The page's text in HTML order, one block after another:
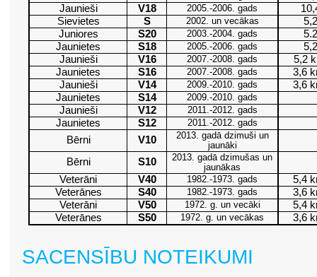
Jaunieši
V18 2005.-2006. gads
Sievietes
S 2002. un vecākas
Juniores
S20 2003.-2004. gads
Jaunietes
S18 2005.-2006. gads
Jaunieši
V16 2007.-2008. gads
5,2
Jaunietes
S16 2007.-2008. gads
3,6
Jaunieši
V14 2009.-2010. gads
3,6
Jaunietes
S14 2009.-2010. gads
Jaunieši V12 2011.-2012. gads
Jaunietes S12 2011.-2012. gads
Bērni V10
2013. gadā dzimuši un
jaunāki
Bērni S10
2013. gadā dzimušas un
jaunākas
Veterāni V40 1982.-1973. gads
5,4
Veterānes
S40 1982.-1973. gads
3,6
Veterāni
V50 1972. g. un vecāki
5,4
Veterānes
S50 1972. g. un vecākas 3,6
SACENSĪBU NOTEIKUMI